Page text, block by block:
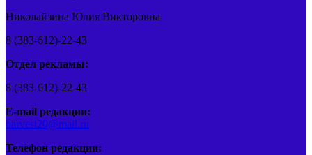
Николайзина Юлия Викторовна
8 (383-612)-22-43
Отдел рекламы:
8 (383-612)-22-43
E-mail редакции:
barvest20@mail.ru
Телефон редакции: